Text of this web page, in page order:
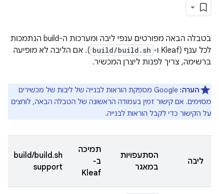
בטבלה הבאה מפורטים ענפי ליבה ומערכות ה-build הנתמכות
לכל ענף (Kleaf ו-
build/build.sh ). אם הליבה לא מופיעה
ברשימה, צריך לפנות ליצרן המכשיר.
הערה:
Google מספקת הוראות לבנייה של ליבות של מכשירים
מסוימים. אם קישור זמין בעמודה הראשונה של הטבלה הבאה, לוחצים
על הקישור כדי לקבל הוראות לבנייה.
ליבה
הסתעפויות
במאגר
תמיכה
ב-
Kleaf
build/build.sh
support